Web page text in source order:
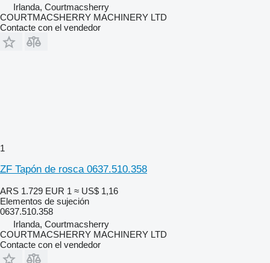
Irlanda, Courtmacsherry
COURTMACSHERRY MACHINERY LTD
Contacte con el vendedor
1
ZF Tapón de rosca 0637.510.358
ARS 1.729 EUR 1 ≈ US$ 1,16
Elementos de sujeción
0637.510.358
Irlanda, Courtmacsherry
COURTMACSHERRY MACHINERY LTD
Contacte con el vendedor